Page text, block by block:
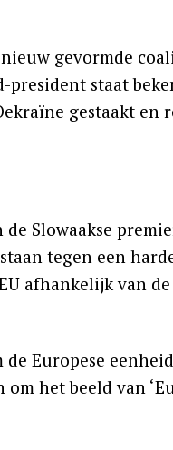
gevormde
staat
gestaakt en
Slowaakse
tegen een
afhankelijk van
Europese
het beeld van